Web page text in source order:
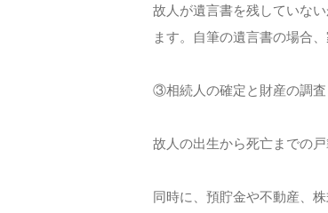
故人が遺言書を残していな
ます。自筆の遺言書の場合
③相続人の確定と財産の調査
故人の出生から死亡までの
同時に、預貯金や不動産、